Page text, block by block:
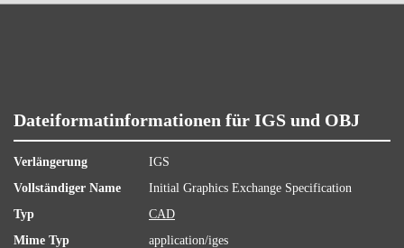
Dateiformatinformationen für IGS und OBJ
Verlängerung
IGS
Vollständiger Name
Initial Graphics Exchange Specification
Typ
CAD
Mime Typ
application/iges